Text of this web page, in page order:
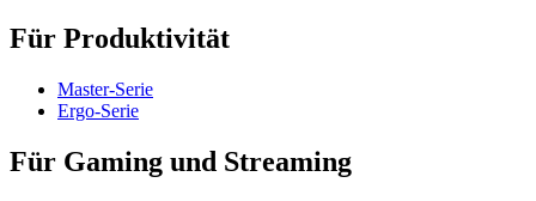
Für Produktivität
Master-Serie
Ergo-Serie
Für Gaming und Streaming